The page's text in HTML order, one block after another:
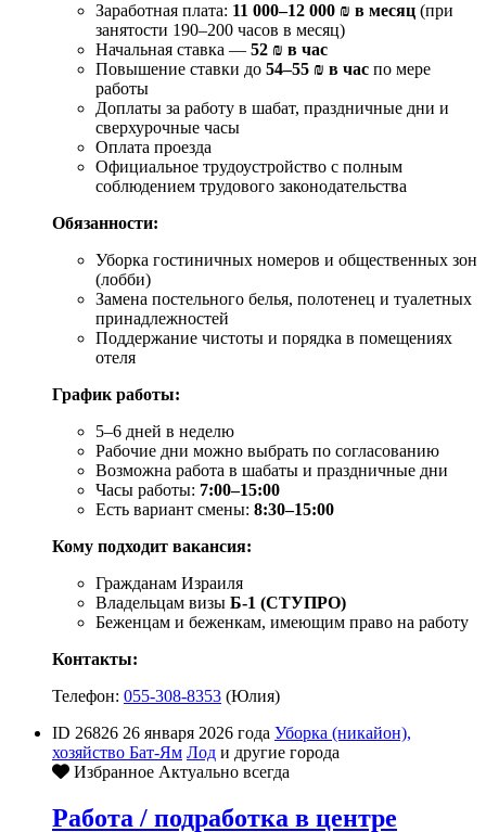
Заработная плата: 11 000–12 000 ₪ в месяц (при
занятости 190–200 часов в месяц)
Начальная ставка — 52 ₪ в час
Повышение ставки до 54–55 ₪ в час по мере
работы
Доплаты за работу в шабат, праздничные дни и
сверхурочные часы
Оплата проезда
Официальное трудоустройство с полным
соблюдением трудового законодательства
Обязанности:
Уборка гостиничных номеров и общественных зон
(лобби)
Замена постельного белья, полотенец и туалетных
принадлежностей
Поддержание чистоты и порядка в помещениях
отеля
График работы:
5–6 дней в неделю
Рабочие дни можно выбрать по согласованию
Возможна работа в шабаты и праздничные дни
Часы работы: 7:00–15:00
Есть вариант смены: 8:30–15:00
Кому подходит вакансия:
Гражданам Израиля
Владельцам визы Б-1 (СТУПРО)
Беженцам и беженкам, имеющим право на работу
Контакты:
Телефон: 055-308-8353 (Юлия)
ID 26826 26 января 2026 года Уборка (никайон),
хозяйство Бат-Ям Лод и другие города
Избранное Актуально всегда
Работа / подработка в центре